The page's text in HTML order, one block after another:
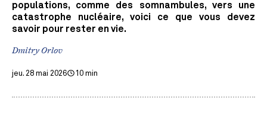
populations, comme des somnambules, vers une
catastrophe nucléaire, voici ce que vous devez
savoir pour rester en vie.
Dmitry Orlov
jeu. 28 mai 2026 10 min